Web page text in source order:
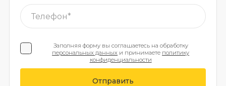
Заполняя форму вы соглашаетесь на обработку
персональных данных и принимаете политику
конфиденциальности
Отправить